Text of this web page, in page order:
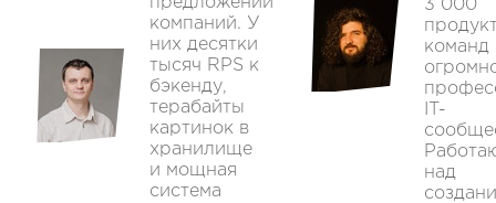
компаний. У
них десятки
тысяч RPS к
бэкенду,
терабайты
картинок в
хранилище
и мощная
система
3 000
команд
IT-
над